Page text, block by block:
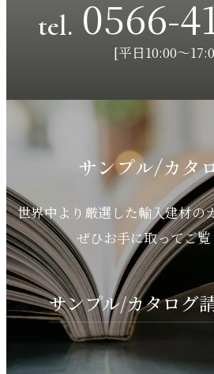
tel. 0566-
[平日10:00～
サンプル/カタ
世界中より厳選した輸入建材の
ぜひお手に取ってご覧
サンプル/カタログ